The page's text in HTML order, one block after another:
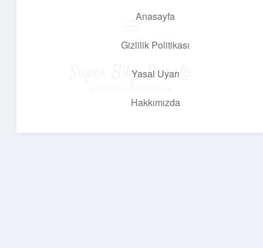
Anasayfa
Gizlilik Politikası
Yasal Uyarı
Hakkımızda
Süper Bilgi Durağı